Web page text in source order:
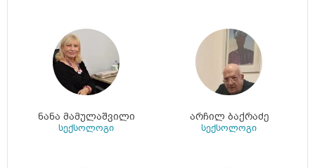
ნანა მამულაშვილი
სექსოლოგი
არჩილ ბაქრაძე
სექსოლოგი